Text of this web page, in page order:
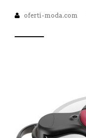
oferti-moda.com